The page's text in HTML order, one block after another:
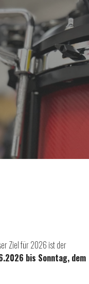
Ziel für 2026 ist der
bis Sonntag, dem